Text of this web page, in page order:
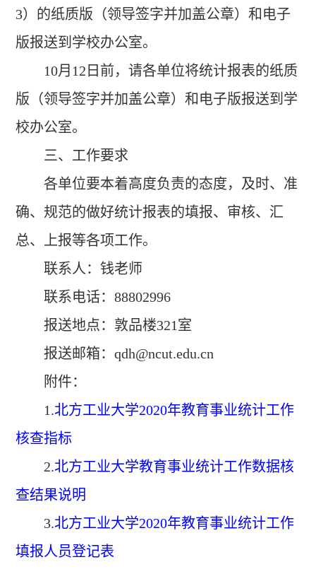
3）的纸质版（领导签字并加盖公章）和电子
版报送到学校办公室。
10月 12 日前，请各单位将统计报表的纸质
版（领导签字并加盖公章）和电子版报送到学
校办公室。
三、工作要求
各单位要本着高度负责的态度，及时、准
确、规范的做好统计报表的填报、审核、汇
总、上报等各项工作。
联系人：钱老师
联系电话：88802996
报送地点：敦品楼321室
报送邮箱：qdh@ncut.edu.cn
附件：
1.北方工业大学2020年教育事业统计工作
核查指标
2.北方工业大学教育事业统计工作数据核
查结果说明
3.北方工业大学2020年教育事业统计工作
填报人员登记表